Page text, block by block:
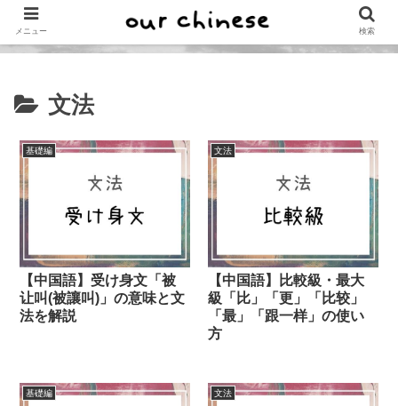
文法
基礎編
【中国語】受け身文「被
让叫(被讓叫)」の意味と文
法を解説
文法
【中国語】比較級・最大
級「比」「更」「比较」
「最」「跟一样」の使い
方
基礎編 文法
メニュー 検索